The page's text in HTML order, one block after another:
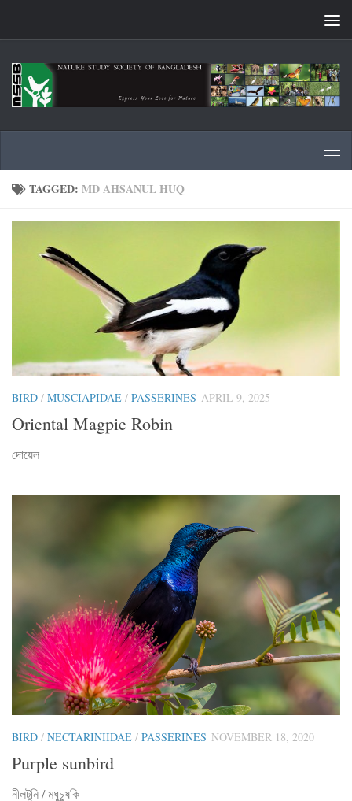
TAGGED: MD AHSANUL HUQ
BIRD / MUSCIAPIDAE / PASSERINES APRIL 9, 2025
Oriental Magpie Robin
দোয়েল
BIRD / NECTARINIIDAE / PASSERINES NOVEMBER 18, 2020
Purple sunbird
নীলটুনি / মধুচুষকি